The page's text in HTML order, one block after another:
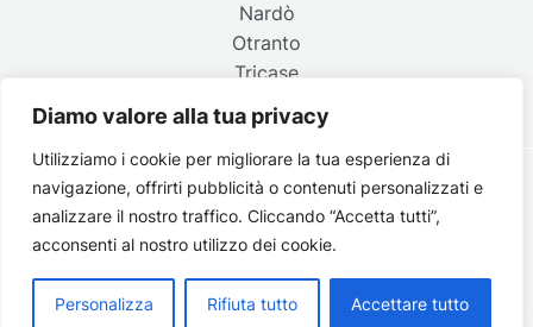
Diamo valore alla tua privacy
Utilizziamo i cookie per migliorare la tua esperienza di
navigazione, offrirti pubblicità o contenuti personalizzati e
analizzare il nostro traffico. Cliccando “Accetta tutti”,
acconsenti al nostro utilizzo dei cookie.
Personalizza Rifiuta tutto Accettare tutto
Nardò
Otranto
Tricase
Copyright © 2026 Belpaese | Periodico d'informazione del
Salento - P.IVA 4637850753 - Testata registrata il 18 gennaio